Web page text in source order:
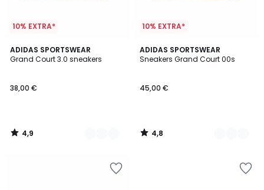
10% EXTRA*
ADIDAS SPORTSWEAR
Grand Court 3.0 sneakers
38,00 €
4,9
/ 5
3
Kleuren
4,9
/
10% EXTRA*
ADIDAS SPORTSWEAR
Sneakers Grand Court 00s
45,00 €
4,8
/ 5
3
Kleuren
4,8
/